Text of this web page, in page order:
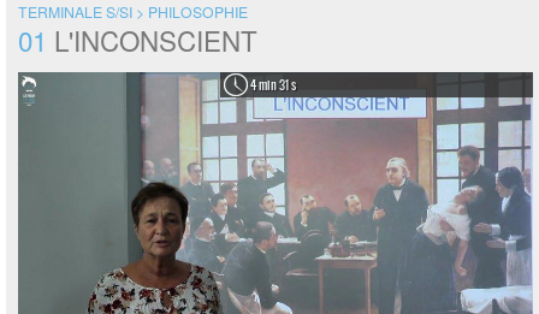
TERMINALE S/SI > PHILOSOPHIE
01 L'INCONSCIENT
4 min 31 s